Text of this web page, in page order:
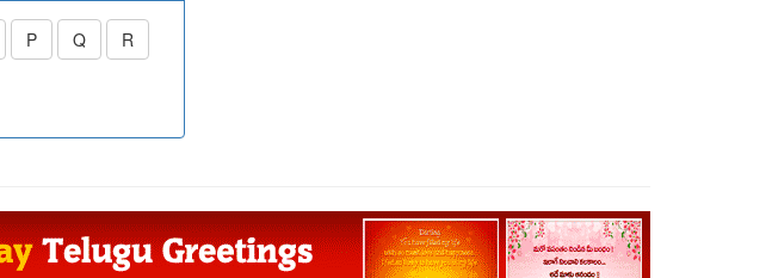
P Q R